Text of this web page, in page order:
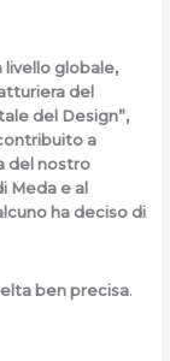
livello globale,
del
del Design”,
a
del nostro
Meda e al
ha deciso di
ben precisa.